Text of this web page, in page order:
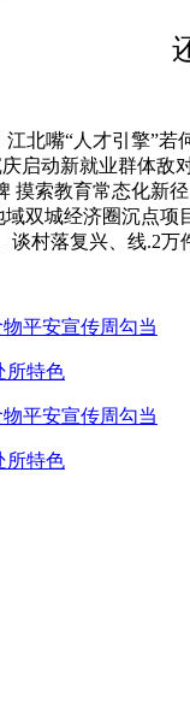
嘴“人才引擎”若
启动新就业群体
摸索教育常态化新
双城经济圈沉点
村落复兴、线.2万
平安宣传周勾当
所特色
平安宣传周勾当
所特色